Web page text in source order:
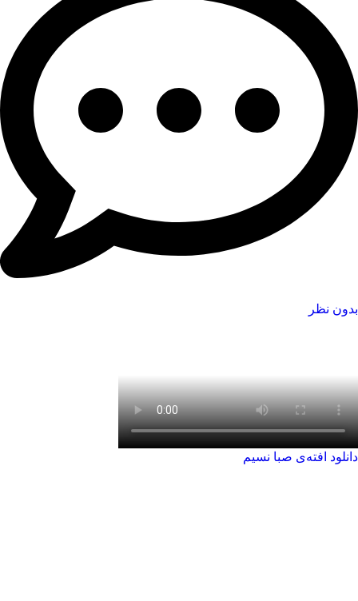
بدون نظر
دانلود افته‌ی صبا نسیم